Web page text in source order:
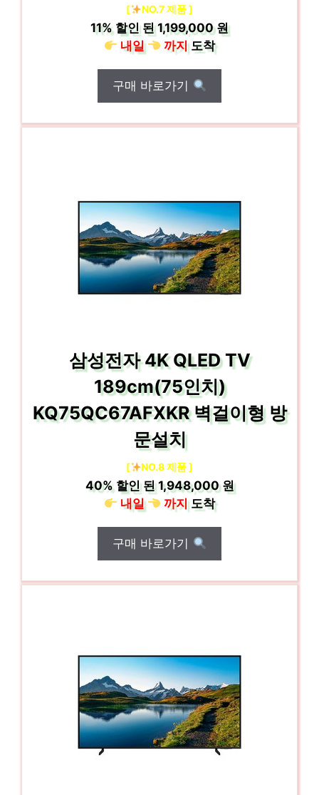
[ NO.7 제품 ]
11%할인 된1,199,000 원
내일
까지도착
구매 바로가기
삼성전자 4K QLED TV
189cm(75인치)
KQ75QC67AFXKR 벽걸이형 방
문설치
[ NO.8 제품 ]
40%할인 된1,948,000 원
내일
까지도착
구매 바로가기